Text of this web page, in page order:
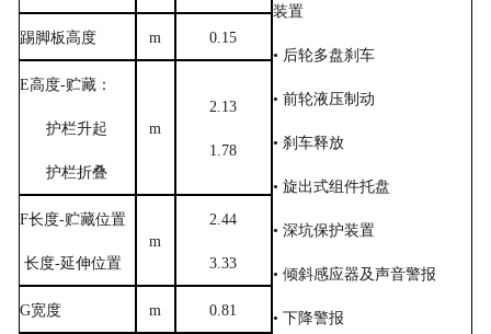
装置
• 后轮多盘刹车
• 前轮液压制动
• 刹车释放
• 旋出式组件托盘
• 深坑保护装置
• 倾斜感应器及声音警报
• 下降警报
踢脚板高度 m 0.15
E高度-贮藏：
护栏升起
护栏折叠
m
2.13
1.78
F长度-贮藏位置
长度-延伸位置
m
2.44
3.33
G宽度 m 0.81